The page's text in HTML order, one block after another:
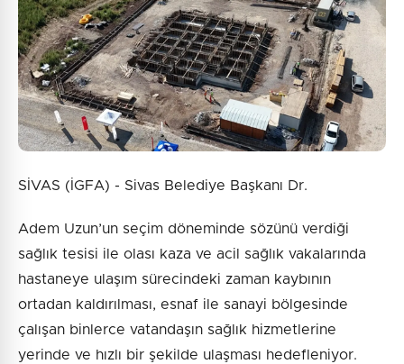
SİVAS (İGFA) - Sivas Belediye Başkanı Dr.
Adem Uzun’un seçim döneminde sözünü verdiği
sağlık tesisi ile olası kaza ve acil sağlık vakalarında
hastaneye ulaşım sürecindeki zaman kaybının
ortadan kaldırılması, esnaf ile sanayi bölgesinde
çalışan binlerce vatandaşın sağlık hizmetlerine
yerinde ve hızlı bir şekilde ulaşması hedefleniyor.